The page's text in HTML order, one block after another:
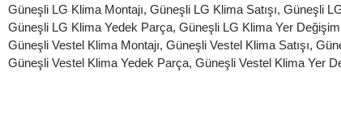
Güneşli LG Klima Montajı, Güneşli LG Klima Satışı, Güneşli
Güneşli LG Klima Yedek Parça, Güneşli LG Klima Yer
Güneşli Vestel Klima Montajı, Güneşli Vestel Klima Satışı,
Güneşli Vestel Klima Yedek Parça, Güneşli Vestel Klima Yer